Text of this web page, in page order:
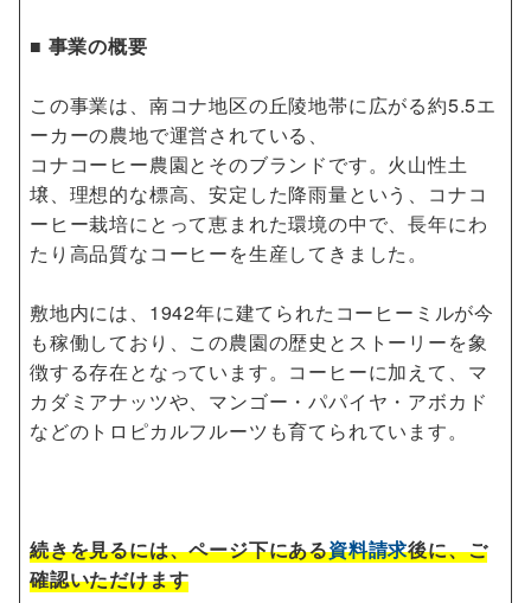
■ 事業の概要
この事業は、南コナ地区の丘陵地帯に広がる約5.5エ
ーカーの農地で運営されている、
コナコーヒー農園とそのブランドです。火山性土
壌、理想的な標高、安定した降雨量という、コナコ
ーヒー栽培にとって恵まれた環境の中で、長年にわ
たり高品質なコーヒーを生産してきました。
敷地内には、1942年に建てられたコーヒーミルが今
も稼働しており、この農園の歴史とストーリーを象
徴する存在となっています。コーヒーに加えて、マ
カダミアナッツや、マンゴー・パパイヤ・アボカド
などのトロピカルフルーツも育てられています。
続きを見るには、ページ下にある資料請求後に、ご
確認いただけます